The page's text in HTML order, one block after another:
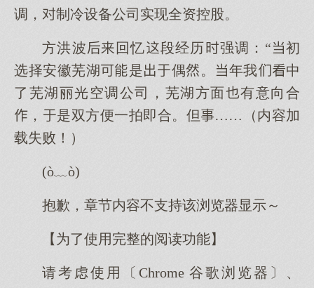
调，制冷设备公司实现全资控股。
方洪波回忆段经历强调：“初
选择安徽芜湖是偶。年我中
了芜湖丽光空调公司，芜湖方面有意向合
，是双方便一拍即合。但……（内容加
载失败！）
(ò﹏ò)
抱歉，章节内容不支持该浏览器显示～
【为了使用完整的阅读功能】
请考虑使用〔Chrome 谷歌浏览器〕、